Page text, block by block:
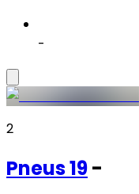
-
2
Pneus19-